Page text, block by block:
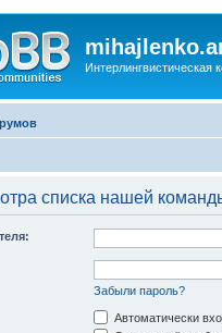
Интерлингвистическая
списка нашей
Забыли пароль?
Автоматически